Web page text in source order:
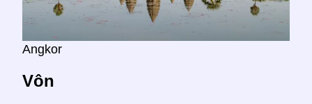
Angkor
Vôn